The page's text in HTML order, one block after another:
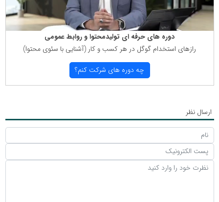
دوره های حرفه ای تولیدمحتوا و روابط عمومی
رازهای استخدام گوگل در هر كسب و كار (آشنایی با سئوی محتوا)
چه دوره های شركت كنم؟
ارسال نظر